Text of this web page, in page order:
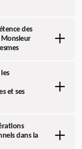
des
Monsieur
et ses
dans la